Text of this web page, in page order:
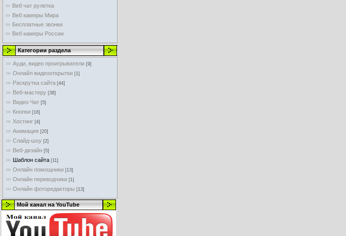
Веб чат рулетка
Веб камеры Мира
Бесплатные звонки
Веб камеры России
Категории раздела
Ауди, видео проигрыватели [9]
Онлайл видеооткрытки [1]
Раскрутка сайта [44]
Веб-мастеру [38]
Видео Чат [5]
Кнопки [16]
Хостинг [4]
Анимация [20]
Слайд-шоу [2]
Веб-дизайн [5]
Шаблон сайта [11]
Онлайн помощники [13]
Онлайн переводчики [1]
Онлайн фоторедакторы [13]
Мой канал на YouTube